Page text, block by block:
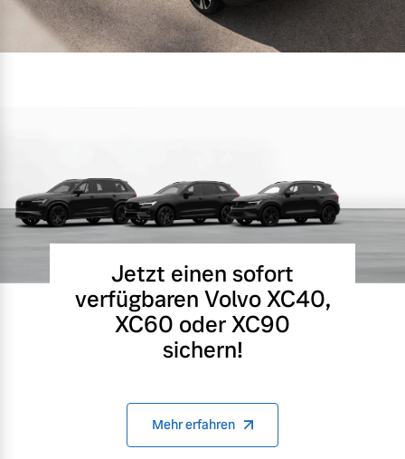
Jetzt einen sofort
verfügbaren Volvo XC40,
XC60 oder XC90
sichern!
Mehr erfahren